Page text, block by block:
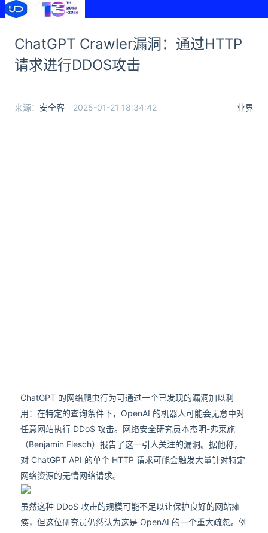
ChatGPT Crawler漏洞：通过HTTP
请求进行DDOS攻击
业界
来源： 安全客 2025-01-21 18:34:42
ChatGPT 的网络爬虫行为可通过一个已发现的漏洞加以利
用：在特定的查询条件下，OpenAI 的机器人可能会无意中对
任意网站执行 DDoS 攻击。网络安全研究员本杰明-弗莱施
（Benjamin Flesch）报告了这一引人关注的漏洞。据他称，
对 ChatGPT API 的单个 HTTP 请求可能会触发大量针对特定
网络资源的无情网络请求。
虽然这种 DDoS 攻击的规模可能不足以让保护良好的网站瘫
痪，但这位研究员仍然认为这是 OpenAI 的一个重大疏忽。例